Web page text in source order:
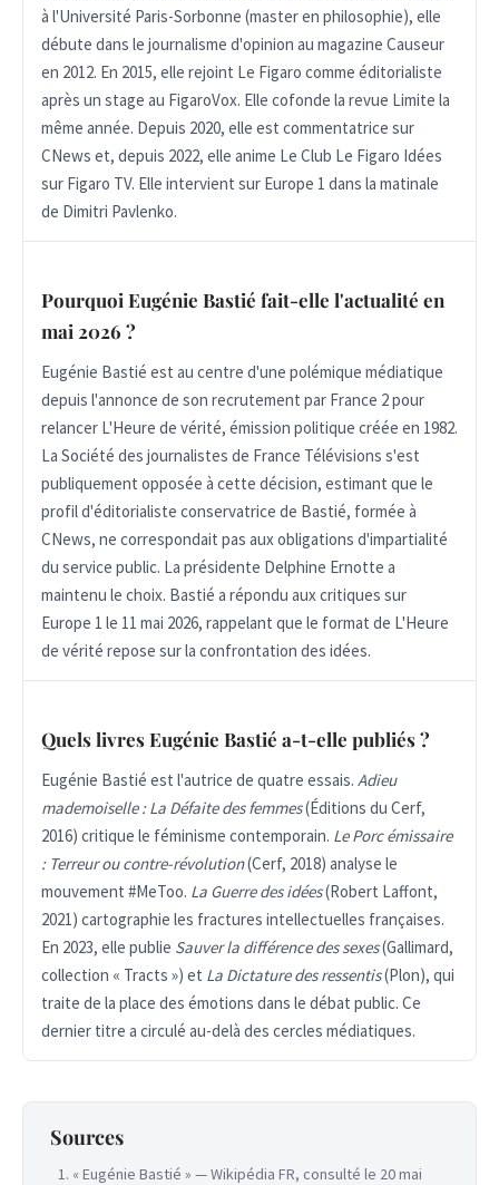
à l'Université Paris-Sorbonne (master en philosophie), elle
débute dans le journalisme d'opinion au magazine Causeur
en 2012. En 2015, elle rejoint Le Figaro comme éditorialiste
après un stage au FigaroVox. Elle cofonde la revue Limite la
même année. Depuis 2020, elle est commentatrice sur
CNews et, depuis 2022, elle anime Le Club Le Figaro Idées
sur Figaro TV. Elle intervient sur Europe 1 dans la matinale
de Dimitri Pavlenko.
Pourquoi Eugénie Bastié fait-elle l'actualité en
mai 2026 ?
Eugénie Bastié est au centre d'une polémique médiatique
depuis l'annonce de son recrutement par France 2 pour
relancer L'Heure de vérité, émission politique créée en 1982.
La Société des journalistes de France Télévisions s'est
publiquement opposée à cette décision, estimant que le
profil d'éditorialiste conservatrice de Bastié, formée à
CNews, ne correspondait pas aux obligations d'impartialité
du service public. La présidente Delphine Ernotte a
maintenu le choix. Bastié a répondu aux critiques sur
Europe 1 le 11 mai 2026, rappelant que le format de L'Heure
de vérité repose sur la confrontation des idées.
Quels livres Eugénie Bastié a-t-elle publiés ?
Eugénie Bastié est l'autrice de quatre essais. Adieu
mademoiselle : La Défaite des femmes(Éditions du Cerf,
2016) critique le féminisme contemporain. Le Porc émissaire
: Terreur ou contre-révolution(Cerf, 2018) analyse le
mouvement #MeToo. La Guerre des idées(Robert Laffont,
2021) cartographie les fractures intellectuelles françaises.
En 2023, elle publie Sauver la différence des sexes(Gallimard,
collection « Tracts ») et La Dictature des ressentis(Plon), qui
traite de la place des émotions dans le débat public. Ce
dernier titre a circulé au-delà des cercles médiatiques.
Sources
« Eugénie Bastié » — Wikipédia FR, consulté le 20 mai